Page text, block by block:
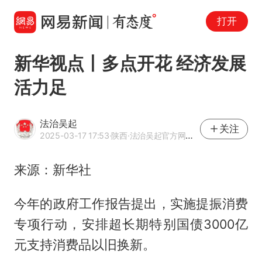
打开
新华视点丨多点开花 经济发展
活力足
法治吴起
2025-03-17 17:53·陕西·法治吴起官方网易号
关注
来源：新华社
今年的政府工作报告提出，实施提振消费
专项行动，安排超长期特别国债3000亿
元支持消费品以旧换新。